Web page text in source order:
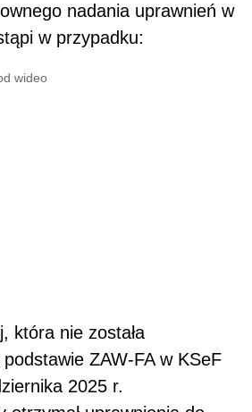
nadania uprawnień w
w przypadku:
wideo
która nie została
ZAW-FA w KSeF
2025 r.